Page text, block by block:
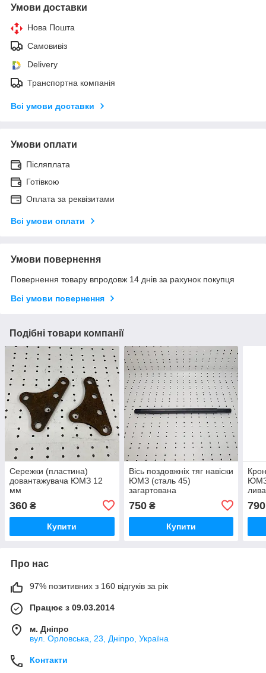
Умови доставки
Нова Пошта
Самовивіз
Delivery
Транспортна компанія
Всі умови доставки
Умови оплати
Післяплата
Готівкою
Оплата за реквізитами
Всі умови оплати
Умови повернення
Повернення товару впродовж 14 днів за рахунок покупця
Всі умови повернення
Подібні товари компанії
Сережки (пластина)
довантажувача ЮМЗ 12
мм
360 ₴
Купити
Вісь поздовжніх тяг навіски
ЮМЗ (сталь 45)
загартована
750₴
Купити
ЮМЗ
790
Про нас
97% позитивних з 160 відгуків за рік
Працює з 09.03.2014
м. Дніпро
вул. Орловська, 23, Дніпро, Україна
Контакти